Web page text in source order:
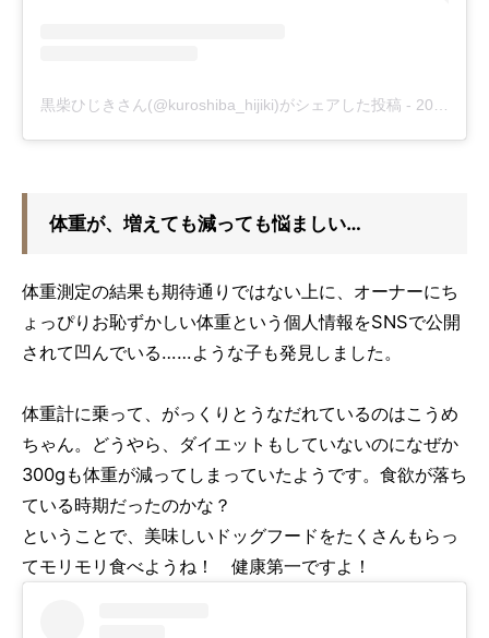
黒柴ひじきさん(@kuroshiba_hijiki)がシェアした投稿 - 2019年 2月月16日午前4時33分PST
体重が、増えても減っても悩ましい…
体重測定の結果も期待通りではない上に、オーナーにち
ょっぴりお恥ずかしい体重という個人情報をSNSで公開
されて凹んでいる……ような子も発見しました。
体重計に乗って、がっくりとうなだれているのはこうめ
ちゃん。どうやら、ダイエットもしていないのになぜか
300gも体重が減ってしまっていたようです。食欲が落ち
ている時期だったのかな？
ということで、美味しいドッグフードをたくさんもらっ
てモリモリ食べようね！ 健康第一ですよ！